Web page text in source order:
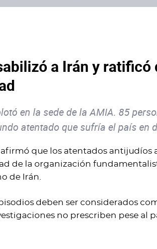
a Irán y ratificó
en la sede de la AMIA. 85
atentado que sufría el país en
afirmó que los atentados antijudíos
de la organización
de Irán.
deben ser considerados
no prescriben pese al